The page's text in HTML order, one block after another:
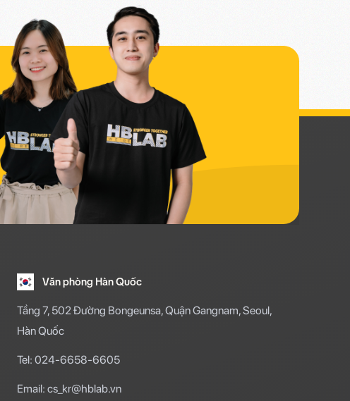
Văn phòng Hàn Quốc
Tầng 7, 502 Đường Bongeunsa, Quận Gangnam, Seoul,
Hàn Quốc
Tel: 024-6658-6605
Email: cs_kr@hblab.vn